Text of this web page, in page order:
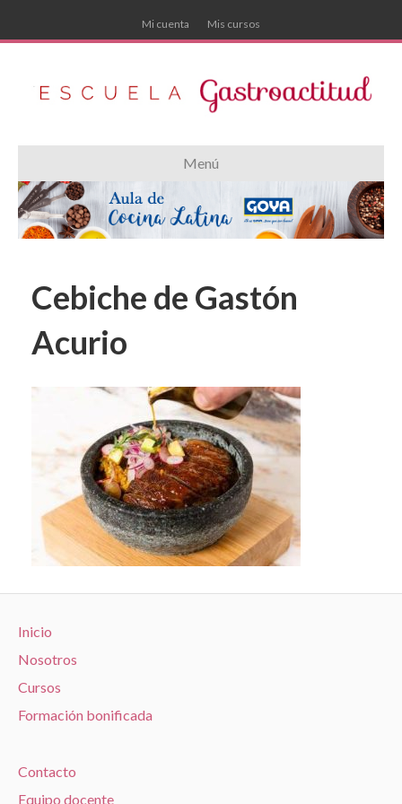
Mi cuenta Mis cursos
Menú
Cebiche de Gastón
Acurio
Inicio
Nosotros
Cursos
Formación bonificada
Contacto
Equipo docente